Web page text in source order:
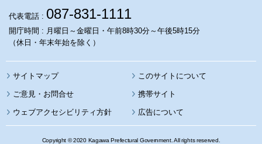
代表電話 : 087-831-1111
開庁時間 : 月曜日～金曜日・午前8時30分～午後5時15分
（休日・年末年始を除く）
サイトマップ このサイトについて
携帯サイト
ウェブアクセシビリティ方針 広告について
Copyright © 2020 Kagawa Prefectural Government. All rights reserved.